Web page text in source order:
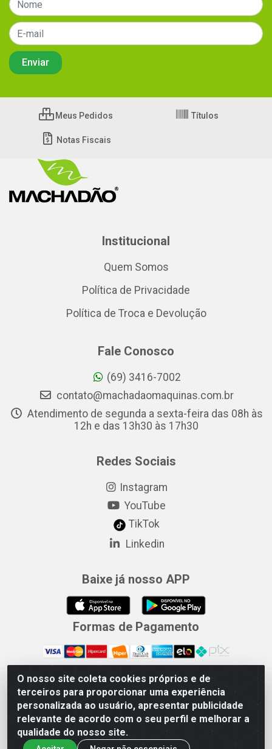
O nosso site coleta cookies próprios e de
terceiros para proporcionar uma experiência
personalizada ao usuário, apresentar publicidade
relevante de acordo com o seu perfil e melhorar a
qualidade do nosso site.
Meus Pedidos Títulos
Notas Fiscais
Institucional
Quem Somos
Política de Privacidade
Política de Troca e Devolução
Fale Conosco
(69) 3416-7002
contato@machadaomaquinas.com.br
Atendimento de segunda a sexta-feira das 08h às
12h e das 13h30 às 17h30
Redes Sociais
Instagram
YouTube
TikTok
Linkedin
Baixe já nosso APP
Formas de Pagamento
Merconorte Distribuidora de Ferragens Ltda - Avenida Marechal
Rondon, 1571 - Centro, Ji-Paraná/RO - CEP 76.900-121 - CNPJ
10.779.165/000167